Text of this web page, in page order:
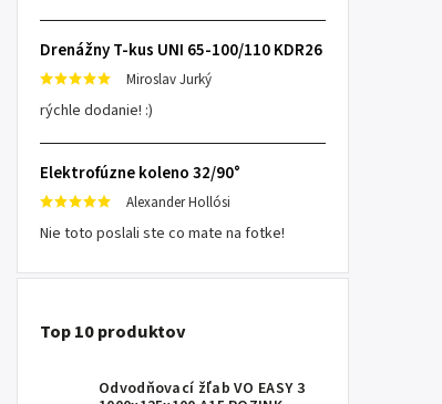
Drenážny T-kus UNI 65-100/110 KDR26
Miroslav Jurký
rýchle dodanie! :)
Elektrofúzne koleno 32/90°
Alexander Hollósi
Nie toto poslali ste co mate na fotke!
Top 10 produktov
Odvodňovací žľab VO EASY 3